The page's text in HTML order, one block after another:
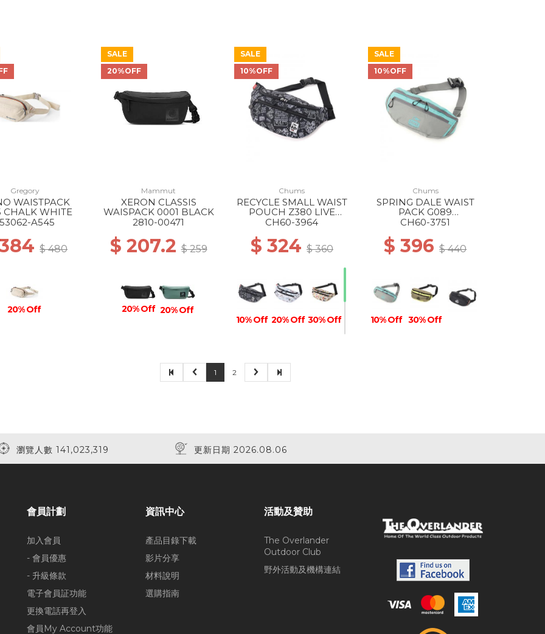
Gregory
WAISTPACK
CHALK WHITE
A545
$ 480
20% Off
SALE
20%OFF
Mammut
XERON CLASSIS
WAISPACK 0001 BLACK
2810-00471
$ 207.2$ 259
20% Off 20% Off
SALE
10%OFF
Chums
RECYCLE SMALL WAIST
POUCH Z380 LIVE
HOUSE
CH60-3964
$ 324 $ 360
10% Off 20% Off 30% Off
30% Off
SALE
10%OFF
Chums
SPRING DALE WAIST
PACK G089
GRAY/TURQUOISE
CH60-3751
$ 396$ 440
10% Off 30% Off
1 2
瀏覽人數 141,023,319 更新日期 2026.08.06
會員計劃
加入會員
- 會員優惠
- 升級條款
電子會員証功能
更換電話再登入
會員My Account功能
資訊中心
產品目錄下載
影片分享
材料說明
選購指南
活動及贊助
The Overlander
Outdoor Club
野外活動及機構連結